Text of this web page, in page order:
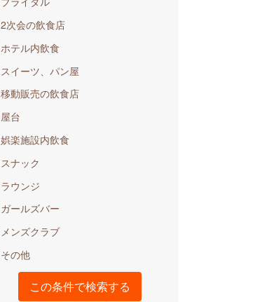
2次会の飲食店
ホテル内飲食
スイーツ、パン屋
移動販売の飲食店
屋台
娯楽施設内飲食
スナック
ラウンジ
ガールズバー
メンズクラブ
その他